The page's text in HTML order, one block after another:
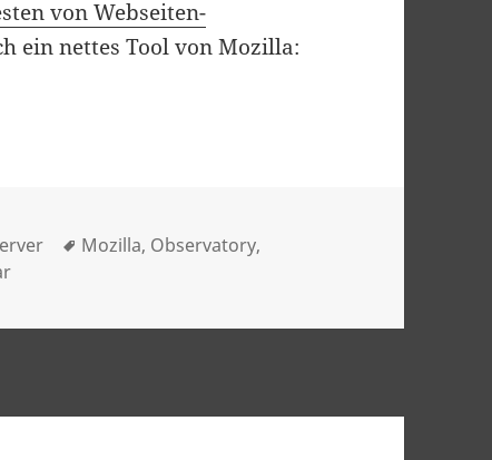
von Webseiten-
ein nettes Tool von Mozilla:
Schlagwörter
Mozilla, Observatory,
zu Mozilla Observatory